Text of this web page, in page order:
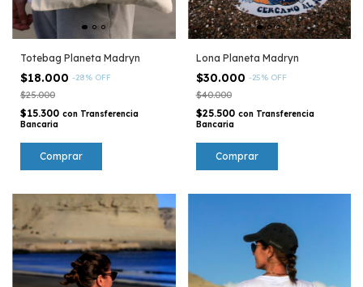
Totebag Planeta Madryn
$18.000 -28% OFF
$25.000
$15.300 con Transferencia
Bancaria
Lona Planeta Madryn
$30.000 -25% OFF
$40.000
$25.500 con Transferencia
Bancaria